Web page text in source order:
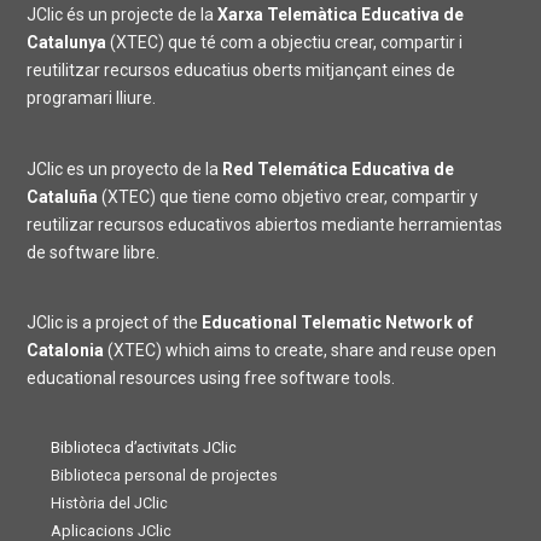
JClic és un projecte de la Xarxa Telemàtica Educativa de
Catalunya (XTEC) que té com a objectiu crear, compartir i
reutilitzar recursos educatius oberts mitjançant eines de
programari lliure.
JClic es un proyecto de la Red Telemática Educativa de
Cataluña (XTEC) que tiene como objetivo crear, compartir y
reutilizar recursos educativos abiertos mediante herramientas
de software libre.
JClic is a project of the Educational Telematic Network of
Catalonia (XTEC) which aims to create, share and reuse open
educational resources using free software tools.
Biblioteca d’activitats JClic
Biblioteca personal de projectes
Història del JClic
Aplicacions JClic